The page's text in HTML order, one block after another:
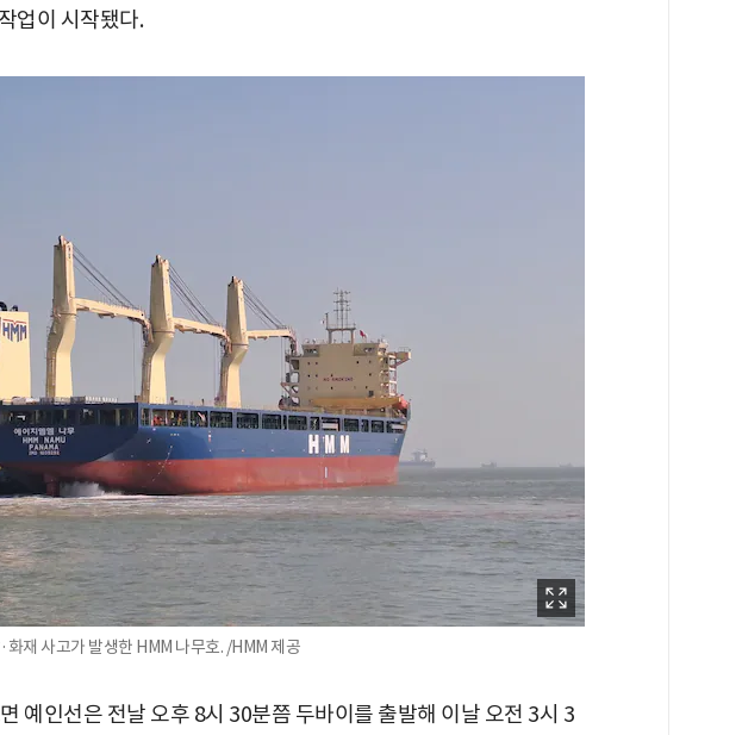
업이 시작됐다.
화재 사고가 발생한 HMM 나무호. /HMM 제공
예인선은 전날 오후 8시 30분쯤 두바이를 출발해 이날 오전 3시 3